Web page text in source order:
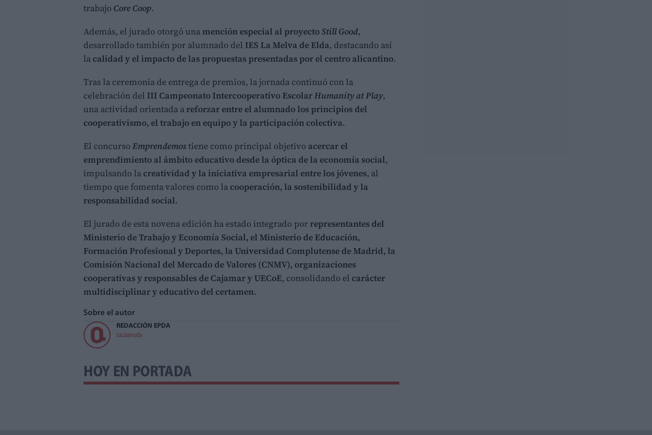
trabajo Core Coop.
Además, el jurado otorgó unamención especial al proyectoStill Good,
desarrollado también por alumnado del IES La Melva de Elda, destacando así
la calidad y el impacto de las propuestas presentadas por el centro alicantino.
Tras la ceremonia de entrega de premios, la jornada continuó con la
celebración del III Campeonato Intercooperativo EscolarHumanity at Play,
una actividad orientada areforzar entre el alumnado los principios del
cooperativismo, el trabajo en equipo y la participación colectiva.
El concurso Emprendemostiene como principal objetivo acercar el
emprendimiento al ámbito educativo desde la óptica de la economía social,
impulsando la creatividad y la iniciativa empresarial entre los jóvenes, al
tiempo que fomenta valores como la cooperación, la sostenibilidad y la
responsabilidad social.
El jurado de esta novena edición ha estado integrado porrepresentantes del
Ministerio de Trabajo y Economía Social, el Ministerio de Educación,
Formación Profesional y Deportes, la Universidad Complutense de Madrid, la
Comisión Nacional del Mercado de Valores (CNMV), organizaciones
cooperativas y responsables de Cajamar y UECoE, consolidando el carácter
multidisciplinar y educativo del certamen.
Sobre el autor
REDACCIÓN EPDA
Ver biografía
HOY EN PORTADA